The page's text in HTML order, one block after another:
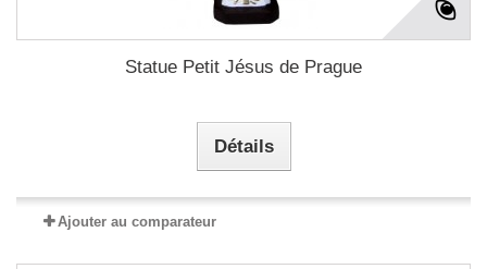
Statue Petit Jésus de Prague
Détails
Ajouter au comparateur